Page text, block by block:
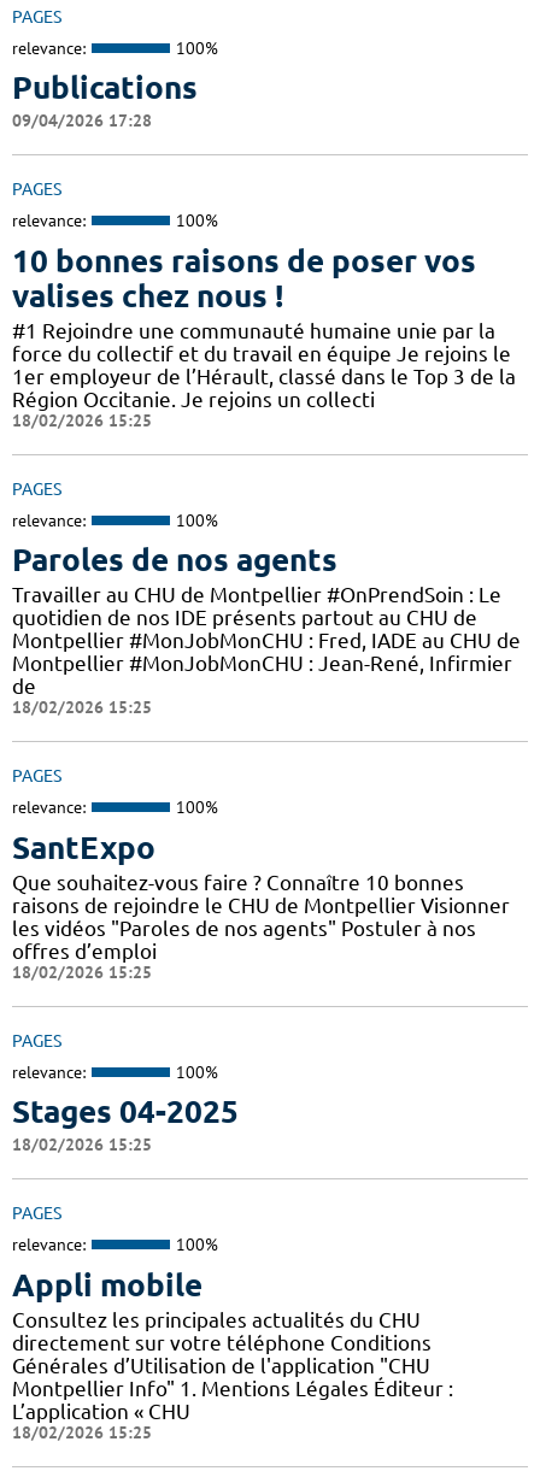
PAGES
relevance: 100%
Publications
09/04/2026 17:28
PAGES
relevance: 100%
10 bonnes raisons de poser vos
valises chez nous !
#1 Rejoindre une communauté humaine unie par la
force du collectif et du travail en équipe Je rejoins le
1er employeur de l’Hérault, classé dans le Top 3 de la
Région Occitanie. Je rejoins un collecti
18/02/2026 15:25
PAGES
relevance: 100%
Paroles de nos agents
Travailler au CHU de Montpellier #OnPrendSoin : Le
quotidien de nos IDE présents partout au CHU de
Montpellier #MonJobMonCHU : Fred, IADE au CHU de
Montpellier #MonJobMonCHU : Jean-René, Infirmier
de
18/02/2026 15:25
PAGES
relevance: 100%
SantExpo
Que souhaitez-vous faire ? Connaître 10 bonnes
raisons de rejoindre le CHU de Montpellier Visionner
les vidéos "Paroles de nos agents" Postuler à nos
offres d’emploi
18/02/2026 15:25
PAGES
relevance: 100%
Stages 04-2025
18/02/2026 15:25
PAGES
relevance: 100%
Appli mobile
Consultez les principales actualités du CHU
directement sur votre téléphone Conditions
Générales d’Utilisation de l'application "CHU
Montpellier Info" 1. Mentions Légales Éditeur :
L’application « CHU
18/02/2026 15:25